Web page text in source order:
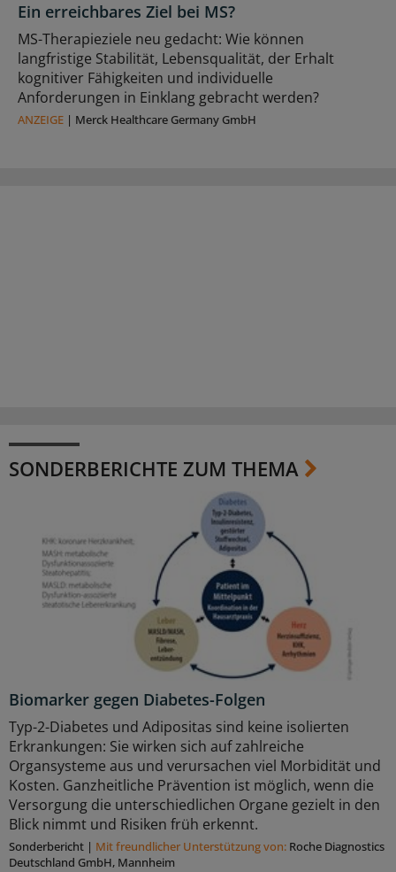
Ein erreichbares Ziel bei MS?
MS-Therapieziele neu gedacht: Wie können
langfristige Stabilität, Lebensqualität, der Erhalt
kognitiver Fähigkeiten und individuelle
Anforderungen in Einklang gebracht werden?
ANZEIGE | Merck Healthcare Germany GmbH
SONDERBERICHTE ZUM THEMA
Biomarker gegen Diabetes-Folgen
Typ-2-Diabetes und Adipositas sind keine isolierten
Erkrankungen: Sie wirken sich auf zahlreiche
Organsysteme aus und verursachen viel Morbidität und
Kosten. Ganzheitliche Prävention ist möglich, wenn die
Versorgung die unterschiedlichen Organe gezielt in den
Blick nimmt und Risiken früh erkennt.
Sonderbericht | Mit freundlicher Unterstützung von: Roche Diagnostics
Deutschland GmbH, Mannheim